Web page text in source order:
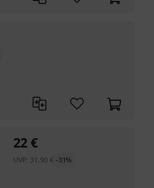
22 €
UVP: 31,90 € -31%